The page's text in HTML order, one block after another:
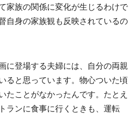
家族の関係に変化が生じるわけで
自身の家族観も反映されているの
に登場する夫婦には、自分の両親
ると思っています。物心ついた頃
たことがなかったんです。たとえ
ランに食事に行くときも、運転